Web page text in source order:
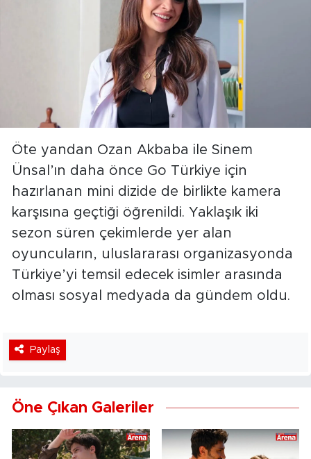
Öte yandan Ozan Akbaba ile Sinem
Ünsal’ın daha önce Go Türkiye için
hazırlanan mini dizide de birlikte kamera
karşısına geçtiği öğrenildi. Yaklaşık iki
sezon süren çekimlerde yer alan
oyuncuların, uluslararası organizasyonda
Türkiye’yi temsil edecek isimler arasında
olması sosyal medyada da gündem oldu.
Paylaş
Öne Çıkan Galeriler